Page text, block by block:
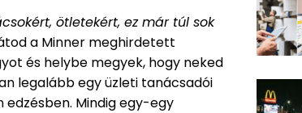
ötletekért, ez már túl sok
a Minner meghirdetett
és helybe megyek, hogy neked
legalább egy üzleti tanácsadói
Mindig egy-egy